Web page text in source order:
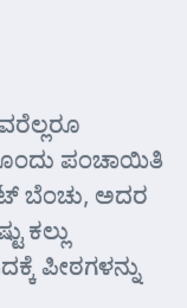
ಪಂಚಾಯಿತಿ
ಬೆಂಚು, ಅದರ
ಕಲ್ಲು
ಪೀಠಗಳನ್ನು